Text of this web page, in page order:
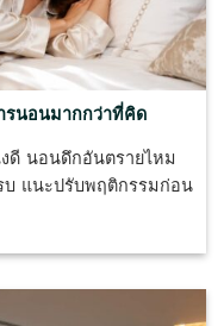
นอนมากกว่าที่คิด
ดี นอนดึกอันตรายไหม
บ แนะปรับพฤติกรรมก่อน